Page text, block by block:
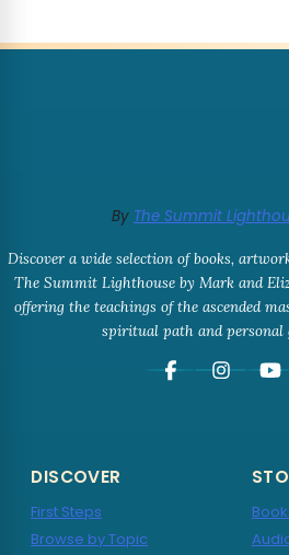
By The Summit
Discover a wide selection of books,
The Summit Lighthouse by Mark and
offering the teachings of the ascended
spiritual path and personal
DISCOVER
First Steps
Browse by Topic